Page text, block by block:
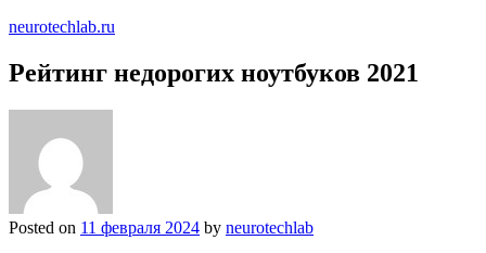
neurotechlab.ru
Рейтинг недорогих ноутбуков 2021
Posted on 11 февраля 2024 by neurotechlab